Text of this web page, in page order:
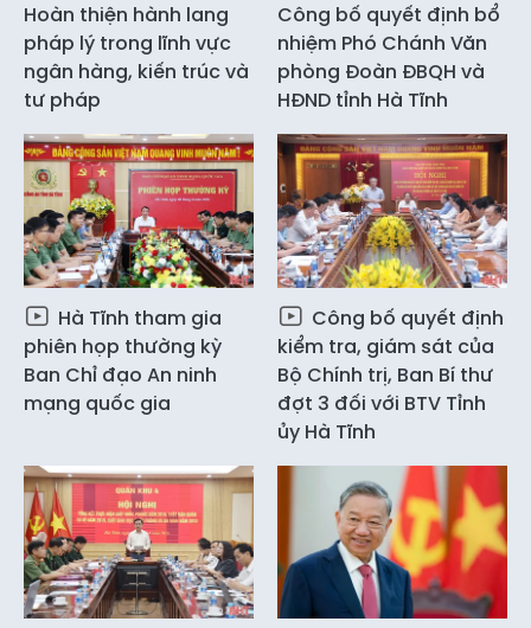
Hoàn thiện hành lang
pháp lý trong lĩnh vực
ngân hàng, kiến trúc và
tư pháp
Công bố quyết định bổ
nhiệm Phó Chánh Văn
phòng Đoàn ĐBQH và
HĐND tỉnh Hà Tĩnh
Hà Tĩnh tham gia
phiên họp thường kỳ
Ban Chỉ đạo An ninh
mạng quốc gia
Công bố quyết định
kiểm tra, giám sát của
Bộ Chính trị, Ban Bí thư
đợt 3 đối với BTV Tỉnh
ủy Hà Tĩnh